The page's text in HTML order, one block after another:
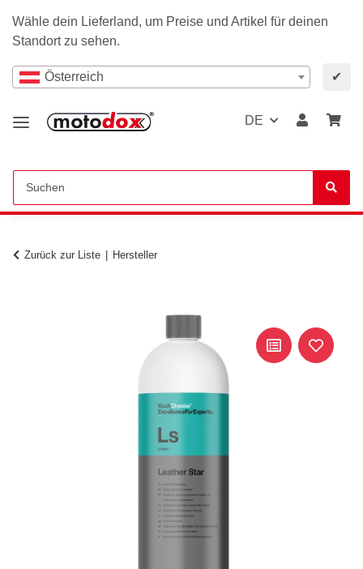
Wähle dein Lieferland, um Preise und Artikel für deinen
Standort zu sehen.
Österreich ✔
DE
Zurück zur Liste Hersteller